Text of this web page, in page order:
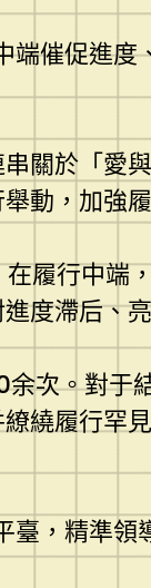
端催促進度
關於「愛
動，加強
履行中端
度滯后、
次。對于
繞履行罕
，精準